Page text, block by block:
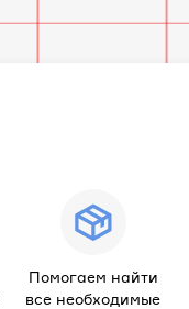
Помогаем найти
все необходимые